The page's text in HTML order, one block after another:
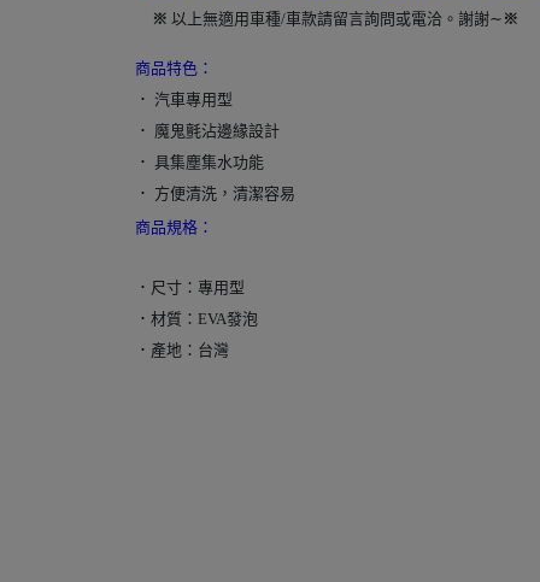
※ 以上無適用車種/車款請留言詢問或電洽。謝謝∼ ※
商品特色：
． 汽車專用型
． 魔鬼氈沾邊緣設計
． 具集塵集水功能
． 方便清洗，清潔容易
商品規格：
． 尺寸：專用型
． 材質：EVA發泡
． 產地：台灣